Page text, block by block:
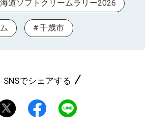
道ソフトクリームラリー2026
千歳市
SNSでシェアする